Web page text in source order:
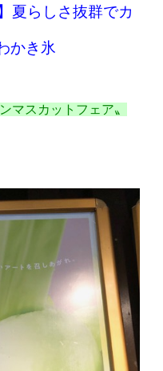
夏らしさ抜群でカ
かき氷
マスカットフェア〟